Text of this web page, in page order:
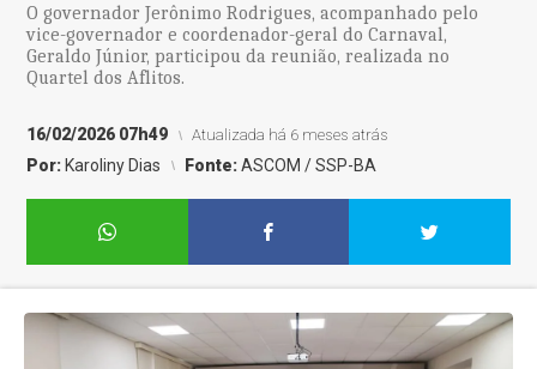
O governador Jerônimo Rodrigues, acompanhado pelo
vice-governador e coordenador-geral do Carnaval,
Geraldo Júnior, participou da reunião, realizada no
Quartel dos Aflitos.
16/02/2026 07h49 Atualizada há 6 meses atrás
Por: Karoliny Dias Fonte:ASCOM / SSP-BA